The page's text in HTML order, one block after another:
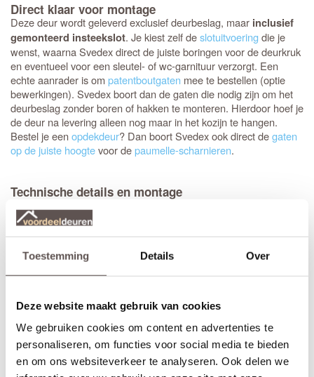
Toestemming Details Over
Deze website maakt gebruik van cookies
We gebruiken cookies om content en advertenties te
personaliseren, om functies voor social media te bieden
en om ons websiteverkeer te analyseren. Ook delen we
Direct klaar voor montage
Deze deur wordt geleverd exclusief deurbeslag, maar inclusief
gemonteerd insteekslot. Je kiest zelf deslotuitvoeringdie je
wenst, waarna Svedex direct de juiste boringen voor de deurkruk
en eventueel voor een sleutel- of wc-garnituur verzorgt. Een
echte aanrader is ompatentboutgaten mee te bestellen (optie
bewerkingen). Svedex boort dan de gaten die nodig zijn om het
deurbeslag zonder boren of hakken te monteren. Hierdoor hoef je
de deur na levering alleen nog maar in het kozijn te hangen.
Bestel je eenopdekdeur? Dan boort Svedex ook direct degaten
op de juiste hoogtevoor depaumelle-scharnieren.
Technische details en montage
de degelijke dikte van 39 mm en een sterke
past. Je hebt daarbij de keuze tussen de standaard Svedex
met een subtiele ronde lijn, of de SvedexVLG03die is uitgevoerd
opdekuitvoering, in elke denkbare standaardmaat of afwijkende
afmeting. Het is voor beide uitvoeringen van belang dat je de
juiste draairichting doorgeeft tijdens het bestellen. Doordat